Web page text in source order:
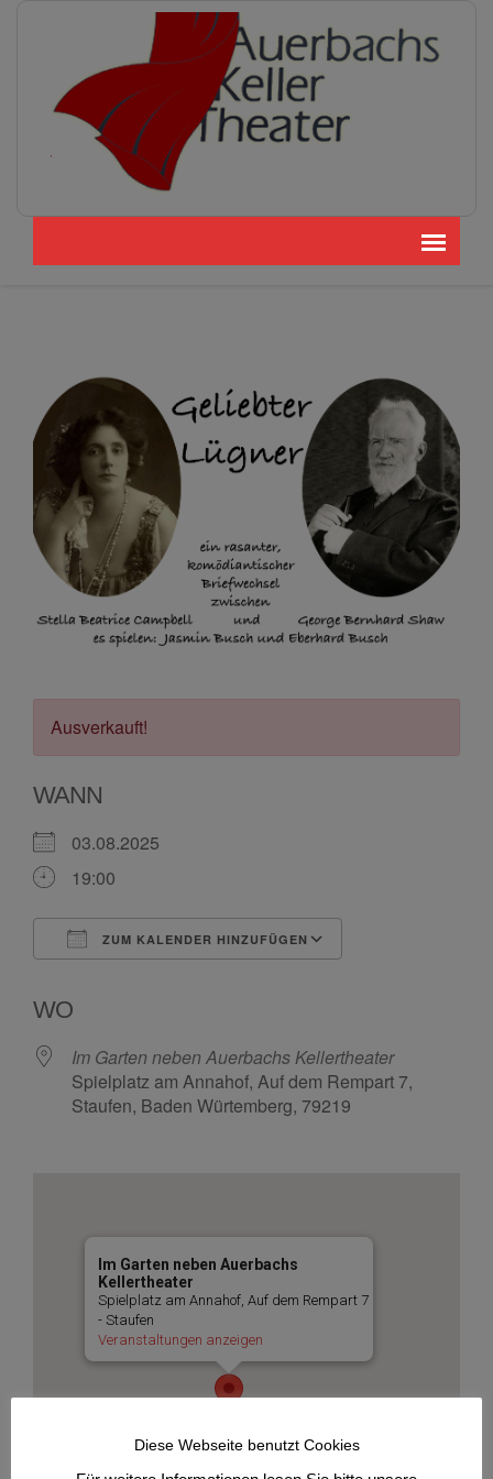
Ausverkauft!
WANN
03.08.2025
19:00
ZUM KALENDER HINZUFÜGEN
WO
Im Garten neben Auerbachs Kellertheater
Spielplatz am Annahof, Auf dem Rempart 7,
Staufen, Baden Würtemberg, 79219
Im Garten neben Auerbachs
Kellertheater
Spielplatz am Annahof, Auf dem Rempart 7
- Staufen
Veranstaltungen anzeigen
Diese Webseite benutzt Cookies